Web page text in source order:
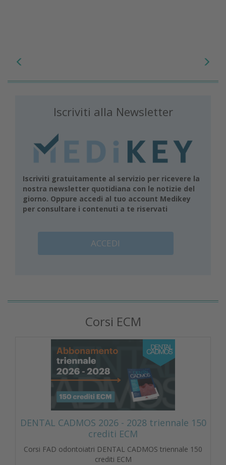
Iscriviti alla Newsletter
Iscriviti gratuitamente al servizio per ricevere la
nostra newsletter quotidiana con le notizie del
giorno. Oppure accedi al tuo account Medikey
per consultare i contenuti a te riservati
ACCEDI
Corsi ECM
DENTAL CADMOS 2026 - 2028 triennale 150
crediti ECM
Corsi FAD odontoiatri DENTAL CADMOS triennale 150
crediti ECM